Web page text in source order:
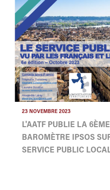
23 NOVEMBRE 2023
L'AATF PUBLIE LA
BAROMÈTRE IPSOS
SERVICE PUBLIC